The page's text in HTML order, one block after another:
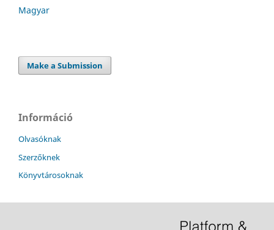
Magyar
Make a Submission
Információ
Olvasóknak
Szerzőknek
Könyvtárosoknak